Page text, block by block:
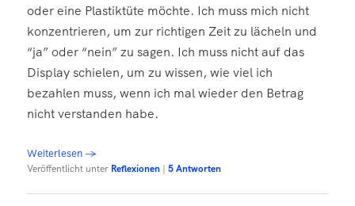
oder eine Plastiktüte möchte. Ich muss mich nicht
konzentrieren, um zur richtigen Zeit zu lächeln und
“ja” oder “nein” zu sagen. Ich muss nicht auf das
Display schielen, um zu wissen, wie viel ich
bezahlen muss, wenn ich mal wieder den Betrag
nicht verstanden habe.
Weiterlesen→
Veröffentlicht unter Reflexionen |5Antworten